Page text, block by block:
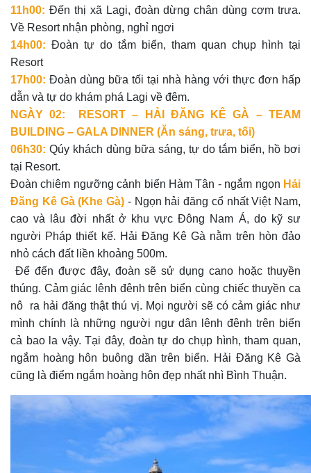
11h00: Đến thị xã Lagi, đoàn dừng chân dùng cơm trưa.
Về Resort nhận phòng, nghỉ ngơi
14h00: Đoàn tự do tắm biển, tham quan chụp hình tại
Resort
17h00: Đoàn dùng bữa tối tại nhà hàng với thực đơn hấp
dẫn và tự do khám phá Lagi về đêm.
NGÀY 02: RESORT – HẢI ĐĂNG KÊ GÀ – TEAM
BUILDING – GALA DINNER (Ăn sáng, trưa, tối)
06h30: Qúy khách dùng bữa sáng, tự do tắm biển, hồ bơi
tại Resort.
Đoàn chiêm ngưỡng cảnh biển Hàm Tân - ngắm ngọn Hải
Đăng Kê Gà (Khe Gà) - Ngọn hải đăng cổ nhất Việt Nam,
cao và lâu đời nhất ở khu vực Đông Nam Á, do kỹ sư
người Pháp thiết kế. Hải Đăng Kê Gà nằm trên hòn đảo
nhỏ cách đất liền khoảng 500m.
Để đến được đây, đoàn sẽ sử dụng cano hoặc thuyền
thúng. Cảm giác lênh đênh trên biển cùng chiếc thuyền ca
nô ra hải đăng thật thú vị. Mọi người sẽ có cảm giác như
mình chính là những người ngư dân lênh đênh trên biển
cả bao la vậy. Tại đây, đoàn tự do chụp hình, tham quan,
ngắm hoàng hôn buông dần trên biển. Hải Đăng Kê Gà
cũng là điểm ngắm hoàng hôn đẹp nhất nhì Bình Thuận.